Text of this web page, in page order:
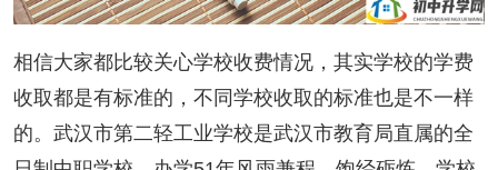
相信大家都比较关心学校收费情况，其实学校的学费
收取都是有标准的，不同学校收取的标准也是不一样
的。武汉市第二轻工业学校是武汉市教育局直属的全